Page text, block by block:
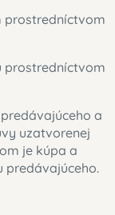
prostredníctvom
prostredníctvom
a
uzatvorenej
je kúpa a
predávajúceho.